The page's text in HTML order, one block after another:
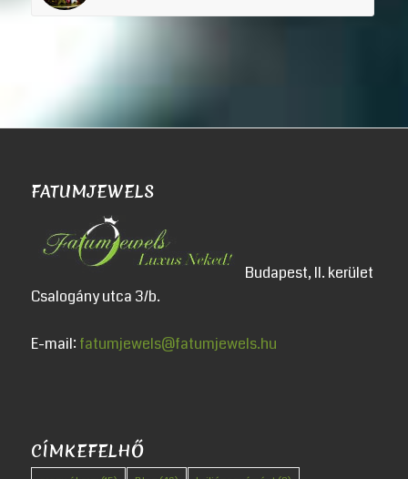
FATUMJEWELS
Budapest, II. kerület
Csalogány utca 3/b.
E-mail: fatumjewels@fatumjewels.hu
CÍMKEFELHŐ